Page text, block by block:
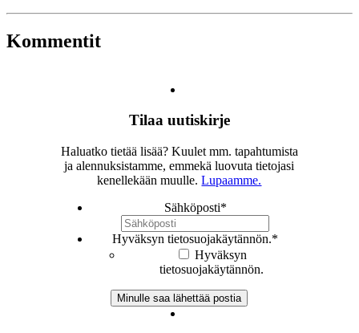
Kommentit
Tilaa uutiskirje
Haluatko tietää lisää? Kuulet mm. tapahtumista
ja alennuksistamme, emmekä luovuta tietojasi
kenellekään muulle.Lupaamme.
Sähköposti*
Hyväksyn tietosuojakäytännön.*
Hyväksyn
tietosuojakäytännön.